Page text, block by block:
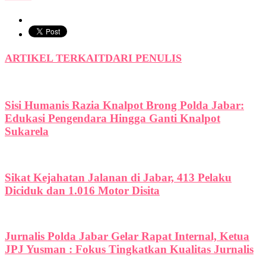
ARTIKEL TERKAITDARI PENULIS
Sisi Humanis Razia Knalpot Brong Polda Jabar:
Edukasi Pengendara Hingga Ganti Knalpot
Sukarela
Sikat Kejahatan Jalanan di Jabar, 413 Pelaku
Diciduk dan 1.016 Motor Disita
Jurnalis Polda Jabar Gelar Rapat Internal, Ketua
JPJ Yusman : Fokus Tingkatkan Kualitas Jurnalis